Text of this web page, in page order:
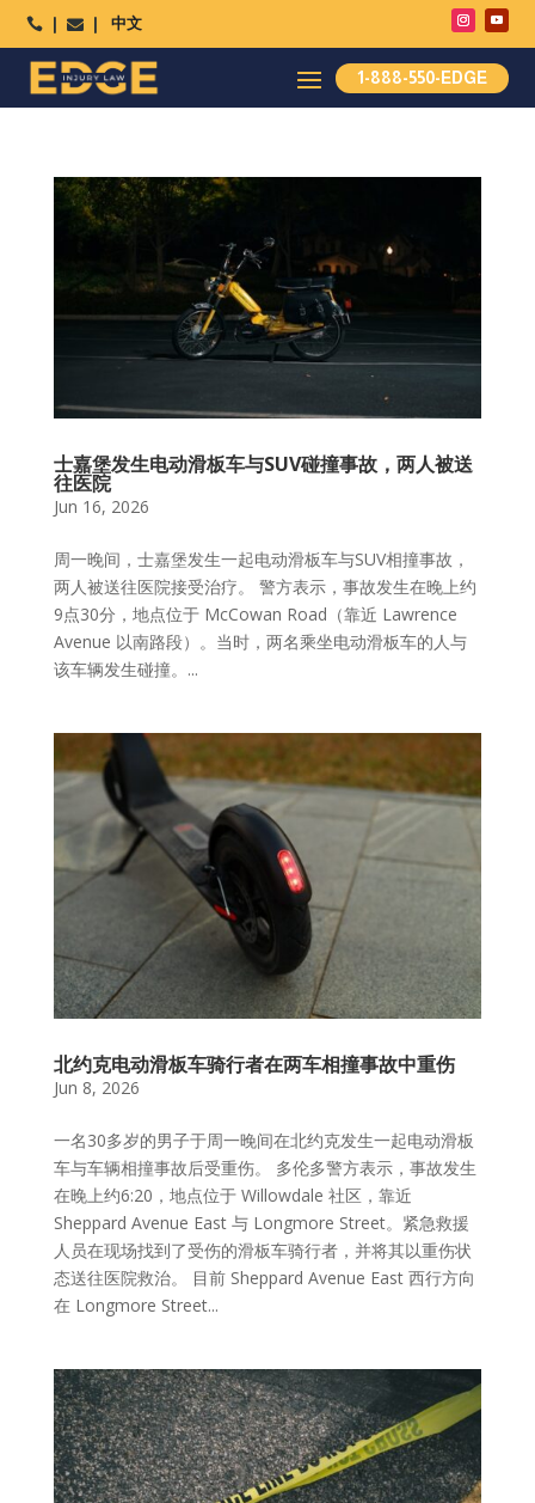
  中文
1-888-550-EDGE
士嘉堡发生电动滑板车与SUV碰撞事故，两人被送
往医院
Jun 16, 2026
周一晚间，士嘉堡发生一起电动滑板车与SUV相撞事故，
两人被送往医院接受治疗。 警方表示，事故发生在晚上约
9点30分，地点位于 McCowan Road（靠近 Lawrence
Avenue 以南路段）。当时，两名乘坐电动滑板车的人与
该车辆发生碰撞。...
北约克电动滑板车骑行者在两车相撞事故中重伤
Jun 8, 2026
一名30多岁的男子于周一晚间在北约克发生一起电动滑板
车与车辆相撞事故后受重伤。 多伦多警方表示，事故发生
在晚上约6:20，地点位于 Willowdale 社区，靠近
Sheppard Avenue East 与 Longmore Street。紧急救援
人员在现场找到了受伤的滑板车骑行者，并将其以重伤状
态送往医院救治。 目前 Sheppard Avenue East 西行方向
在 Longmore Street...